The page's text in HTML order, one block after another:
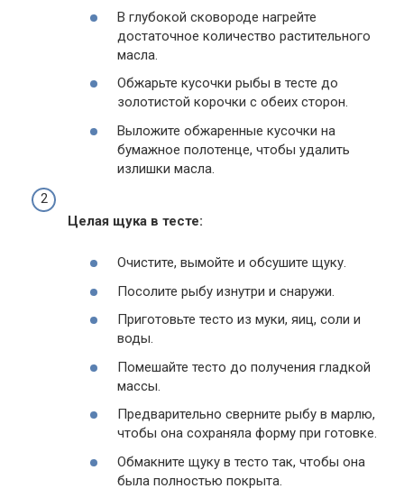
В глубокой сковороде нагрейте
достаточное количество растительного
масла.
Обжарьте кусочки рыбы в тесте до
золотистой корочки с обеих сторон.
Выложите обжаренные кусочки на
бумажное полотенце, чтобы удалить
излишки масла.
Целая щука в тесте:
Очистите, вымойте и обсушите щуку.
Посолите рыбу изнутри и снаружи.
Приготовьте тесто из муки, яиц, соли и
воды.
Помешайте тесто до получения гладкой
массы.
Предварительно сверните рыбу в марлю,
чтобы она сохраняла форму при готовке.
Обмакните щуку в тесто так, чтобы она
была полностью покрыта.